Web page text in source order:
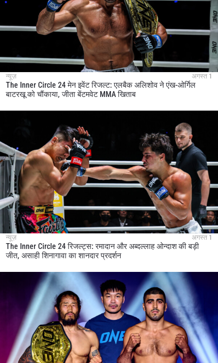
न्यूज़ अगस्त 1
The Inner Circle 24 मेन इवेंट रिजल्ट: एलबैक अलिशोव ने एंख-ओर्गिल
बाटरखू को चौंकाया, जीता बेंटमवेट MMA खिताब
न्यूज़ अगस्त 1
The Inner Circle 24 रिजल्ट्स: रमादान और अब्दल्लाह ओन्दाश की बड़ी
जीत, असाही शिनागावा का शानदार प्रदर्शन